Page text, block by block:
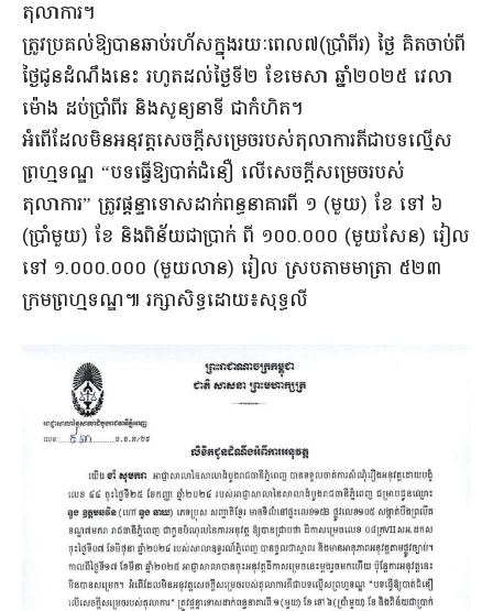
តុលាការ។
ត្រូវប្រគល់ឱ្យបានឆាប់រហ័សក្នុងរយៈពេល៧(ប្រាំពីរ) ថ្ងៃ គិតចាប់ពី
ថ្ងៃជូនដំណឹងនេះ រហូតដល់ថ្ងៃទី២ ខែមេសា ឆ្នាំ២០២៥ វេលា
ម៉ោង ដប់ប្រាំពីរ និងសូន្យនាទី ជាកំហិត។
អំពើដែលមិនអនុវត្តសេចក្តីសម្រេចរបស់តុលាការតីជាបទល្មើស
ព្រហ្មទណ្ឌ “បទធ្វើឱ្យបាត់ជំនឿ លើសេចក្តីសម្រេចរបស់
តុលាការ” ត្រូវផ្តន្ទាទោសដាក់ពន្ធនាគារពី ១ (មួយ) ខែ ទៅ ៦
(ប្រាំមួយ) ខែ និងពិន័យជាប្រាក់ ពី ១០០.០០០ (មួយសែន) រៀល
ទៅ ១.០០០.០០០ (មួយលាន) រៀល ស្របតាមមាត្រា ៥២៣
ក្រមព្រហ្មទណ្ឌ៕ រក្សាសិទ្ធដោយ៖សុទ្ធលី